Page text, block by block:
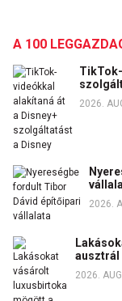
A 100
2026.
2026.
2026.